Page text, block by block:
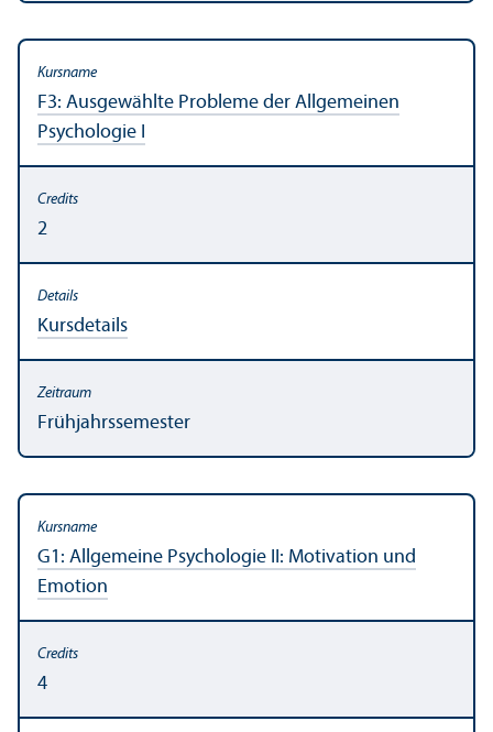
F3: Ausgewählte Probleme der Allgemeinen
Psychologie I
2
Kursdetails
Frühjahrssemester
G1: Allgemeine Psychologie II: Motivation und
Emotion
4